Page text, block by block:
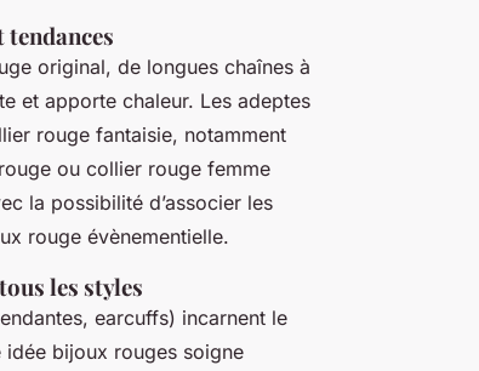
original, de longues chaînes à
et apporte chaleur. Les adeptes
rouge fantaisie, notamment
ou collier rouge femme
la possibilité d’associer les
rouge évènementielle.
les styles
earcuffs) incarnent le
bijoux rouges soigne